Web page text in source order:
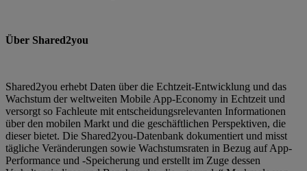
Über Shared2you
Shared2you erhebt Daten über die Echtzeit-Entwicklung und das
Wachstum der weltweiten Mobile App-Economy in Echtzeit und
versorgt so Fachleute mit entscheidungsrelevanten Informationen
über den mobilen Markt und die geschäftlichen Perspektiven, die
dieser bietet. Die Shared2you-Datenbank dokumentiert und misst
tägliche Veränderungen sowie Wachstumsraten in Bezug auf App-
Performance und -Speicherung und erstellt im Zuge dessen